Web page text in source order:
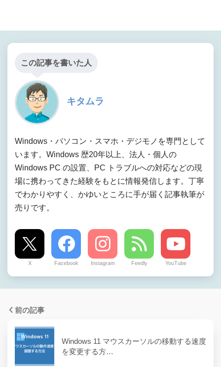
この記事を書いた人
キタムラ
Windows・パソコン・スマホ・デジモノを専門として
います。Windows 歴20年以上、法人・個人の
Windows PC の設置、PC トラブルへの対応などの現
場に携わってきた経験をもとに情報発信します。丁寧
でわかりやすく、かゆいところに手が届く記事執筆が
売りです。
X Facebook Instagram Feedly YouTube
前の記事
Windows 11 マウスカーソルの移動する速度
を変更する方…